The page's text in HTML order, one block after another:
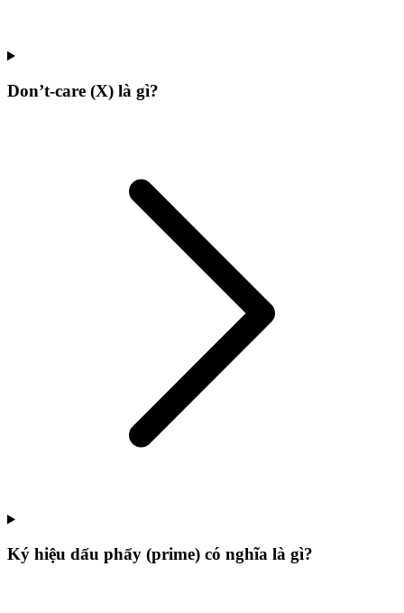
Don’t-care (X) là gì?
Ký hiệu dấu phẩy (prime) có nghĩa là gì?